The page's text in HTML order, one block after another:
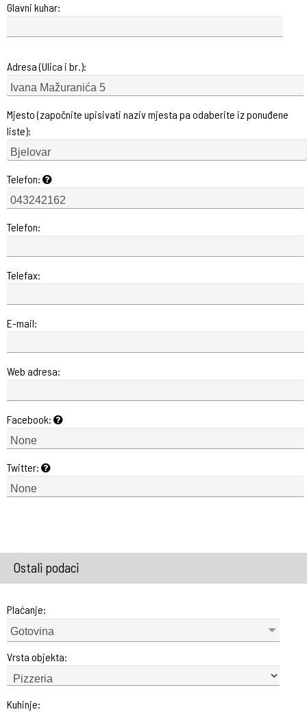
Glavni kuhar:
Adresa (Ulica i br.):
Mjesto (započnite upisivati naziv mjesta pa odaberite iz ponuđene
liste):
Telefon:
Telefon:
Telefax:
E-mail:
Web adresa:
Facebook:
Twitter:
Ostali podaci
Plaćanje:
Gotovina
Vrsta objekta:
Kuhinje: